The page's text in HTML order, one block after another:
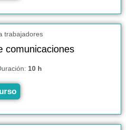
comunicaciones
10 h